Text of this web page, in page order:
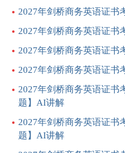
2027年剑桥商务英语证书
2027年剑桥商务英语证书
2027年剑桥商务英语证书
2027年剑桥商务英语证书
2027年剑桥商务英语证书
题】AI讲解
2027年剑桥商务英语证书
题】AI讲解